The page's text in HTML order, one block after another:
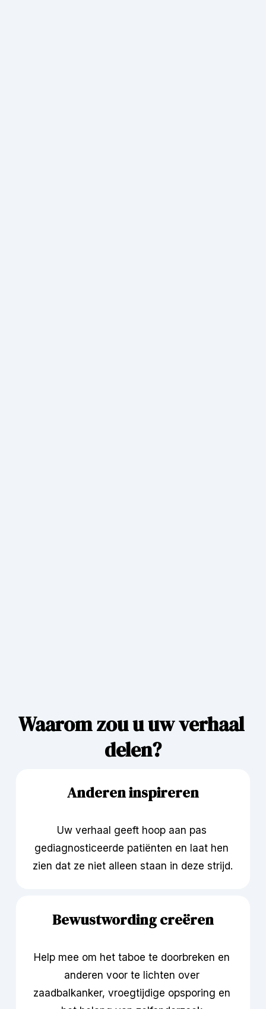
Waarom zou u uw verhaal
delen?
Anderen inspireren
Uw verhaal geeft hoop aan pas
gediagnosticeerde patiënten en laat hen
zien dat ze niet alleen staan in deze strijd.
Bewustwording creëren
Help mee om het taboe te doorbreken en
anderen voor te lichten over
zaadbalkanker, vroegtijdige opsporing en